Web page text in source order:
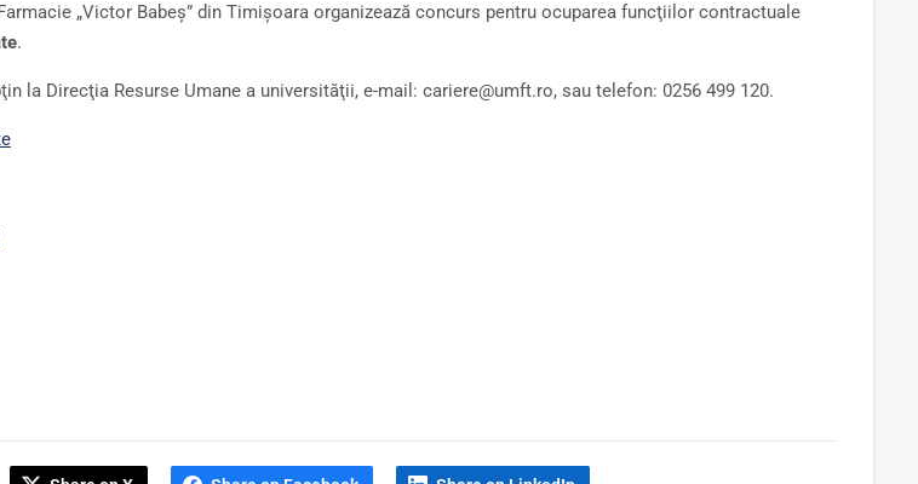
„Victor Babeş” din Timişoara organizează concurs pentru ocuparea funcţiilor contractuale
.
la Direcţia Resurse Umane a universităţii, e-mail: cariere@umft.ro, sau telefon: 0256 499 120.